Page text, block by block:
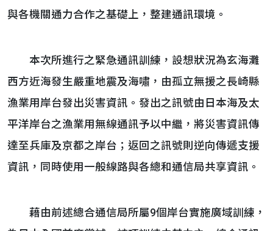
與各機關通力合作之基礎上，整建通訊環境。
本次所進行之緊急通訊訓練，設想狀況為玄海灘
西方近海發生嚴重地震及海嘯，由孤立無援之長崎縣
漁業用岸台發出災害資訊。發出之訊號由日本海及太
平洋岸台之漁業用無線通訊予以中繼，將災害資訊傳
達至兵庫及京都之岸台；返回之訊號則逆向傳遞支援
資訊，同時使用一般線路與各總和通信局共享資訊。
藉由前述總合通信局所屬9個岸台實施廣域訓練，